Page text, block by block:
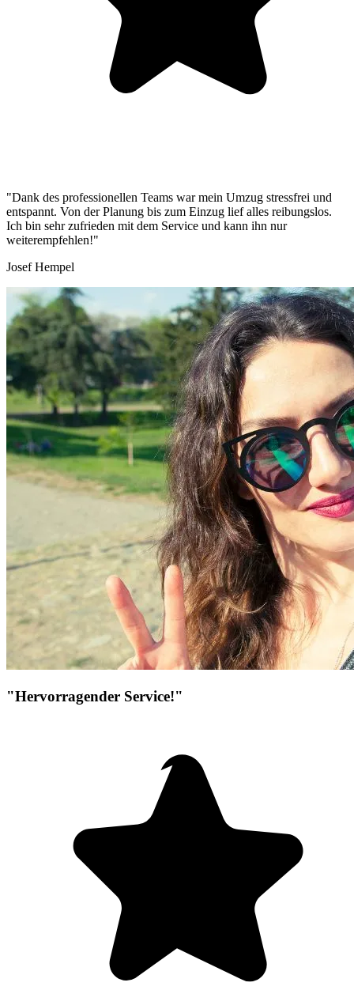
"Dank des professionellen Teams war mein Umzug stressfrei und
entspannt. Von der Planung bis zum Einzug lief alles reibungslos.
Ich bin sehr zufrieden mit dem Service und kann ihn nur
weiterempfehlen!"
Josef Hempel
"Hervorragender Service!"